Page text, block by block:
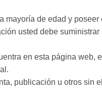
de edad y
usted debe
en esta página web,
publicación u otros sin